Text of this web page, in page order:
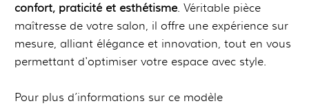
confort, praticité et esthétisme. Véritable pièce
maîtresse de votre salon, il offre une expérience sur
mesure, alliant élégance et innovation, tout en vous
permettant d'optimiser votre espace avec style.
Pour plus d’informations sur ce modèle